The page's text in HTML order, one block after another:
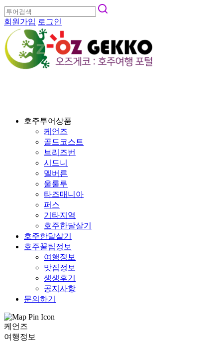
회원가입 로그인
호주투어상품
케언즈
골드코스트
브리즈번
시드니
멜버른
울룰루
타즈매니아
퍼스
기타지역
호주한달살기
호주한달살기
호주꿀팁정보
여행정보
맛집정보
생생후기
공지사항
문의하기
케언즈
여행정보